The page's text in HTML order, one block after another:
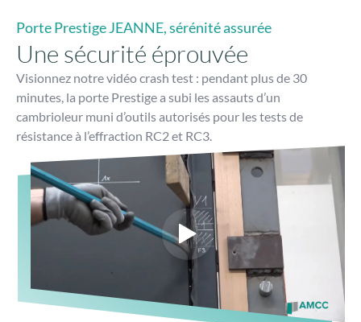
Porte Prestige JEANNE, sérénité assurée
Une sécurité éprouvée
Visionnez notre vidéo crash test : pendant plus de 30
minutes, la porte Prestige a subi les assauts d’un
cambrioleur muni d’outils autorisés pour les tests de
résistance à l’effraction RC2 et RC3.